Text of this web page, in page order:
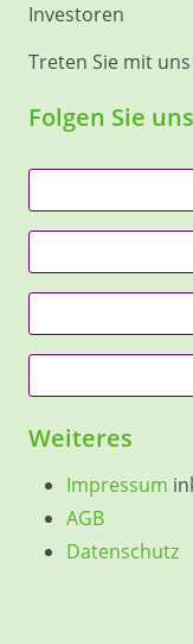
Investoren
Treten Sie mit
Folgen Sie uns
Weiteres
Impressum
AGB
Datenschutz